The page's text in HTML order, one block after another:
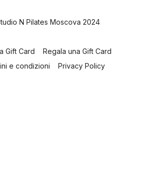
N Pilates Moscova 2024
Gift Card
Regala una Gift Card
e condizioni
Privacy Policy